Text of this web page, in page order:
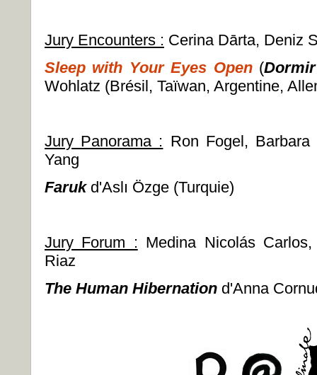
Jury Encounters : Cerina Dārta, Deniz
Sleep with Your Eyes Open(
Wohlatz (Brésil, Taïwan, Argentine,
Jury Panorama : Ron Fogel,
Yang
Faruk d'Aslı Özge (Turquie)
Jury Forum : Medina Nicolás
Riaz
The Human Hibernation d'Anna